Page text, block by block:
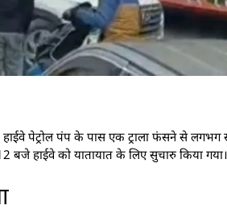
पेट्रोल पंप के पास एक ट्राला फंसने से लगभग
हाईवे को यातायात के लिए सुचारु किया गया।